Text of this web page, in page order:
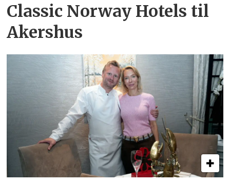
Classic Norway Hotels til
Akershus